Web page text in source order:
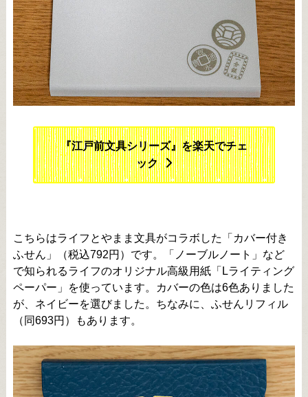
『江戸前文具シリーズ』を楽天でチェ
ック
こちらはライフとやまま文具がコラボした「カバー付き
ふせん」（税込792円）です。「ノーブルノート」など
で知られるライフのオリジナル高級用紙「Lライティング
ペーパー」を使っています。カバーの色は6色ありました
が、ネイビーを選びました。ちなみに、ふせんリフィル
（同693円）もあります。